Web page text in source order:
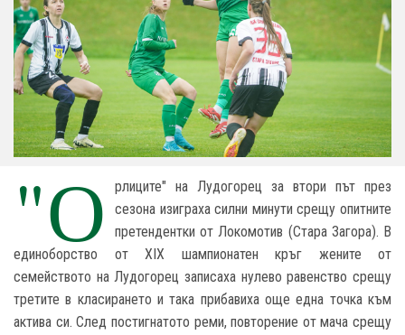
"О
рлиците" на Лудогорец за втори път през
сезона изиграха силни минути срещу опитните
претендентки от Локомотив (Стара Загора). В
единоборство от XIX шампионатен кръг жените от
семейството на Лудогорец записаха нулево равенство срещу
третите в класирането и така прибавиха още една точка към
актива си. След постигнатото реми, повторение от мача срещу